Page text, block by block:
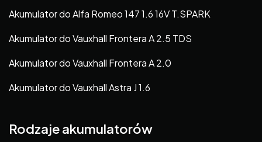
Akumulator do Alfa Romeo 147 1.6 16V T.SPARK
Akumulator do Vauxhall Frontera A 2.5 TDS
Akumulator do Vauxhall Frontera A 2.0
Akumulator do Vauxhall Astra J 1.6
Rodzaje akumulatorów